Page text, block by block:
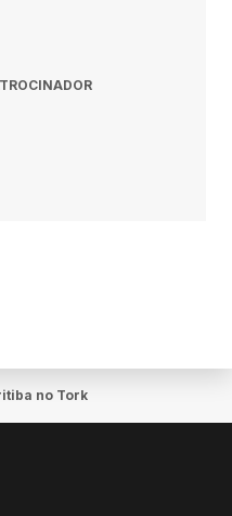
no Tork n' Roll sábado, 14